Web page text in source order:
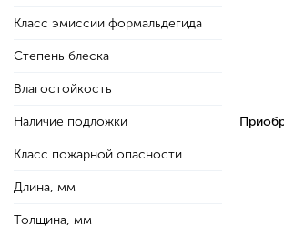
Класс эмиссии формальдегида
Степень блеска
Влагостойкость
Наличие подложки
Класс пожарной опасности
Длина, мм
Толщина, мм